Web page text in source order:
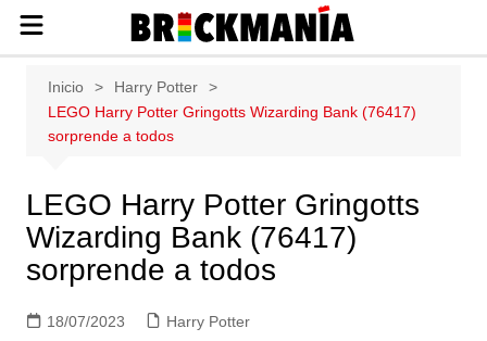
contenido
sobre las construcciones LEGO: Star
Wars, Harry Potter, City, Friends, Technic,
Ninjago, Duplo, Super Mario, Marvel,
Inicio
Harry Potter
LEGO Harry Potter Gringotts Wizarding Bank (76417)
sorprende a todos
LEGO Harry Potter Gringotts
Wizarding Bank (76417)
sorprende a todos
18/07/2023 Harry Potter